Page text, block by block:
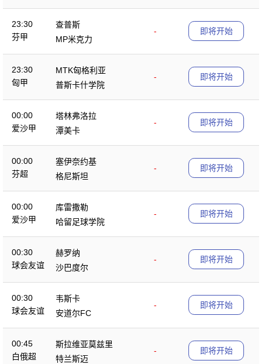
23:30
芬甲
查普斯
-
MP米克力
即将开始
23:30
匈甲
MTK匈格利亚
-
普斯卡什学院
即将开始
00:00
爱沙甲
塔林弗洛拉
-
潭美卡
即将开始
00:00
芬超
塞伊奈约基
-
格尼斯坦
即将开始
00:00
爱沙甲
库雷撒勒
-
哈留足球学院
即将开始
00:30
球会友谊
赫罗纳
-
沙巴度尔
即将开始
00:30
球会友谊
韦斯卡
-
安道尔FC
即将开始
00:45
白俄超
斯拉维亚莫兹里
-
特兰斯迈
即将开始